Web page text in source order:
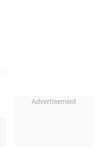
Advertisement